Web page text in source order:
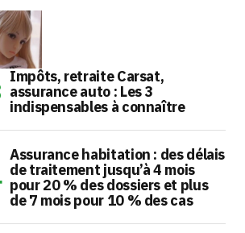
Impôts, retraite Carsat,
assurance auto : Les 3
indispensables à connaître
Assurance habitation : des délais
de traitement jusqu’à 4 mois
pour 20 % des dossiers et plus
de 7 mois pour 10 % des cas